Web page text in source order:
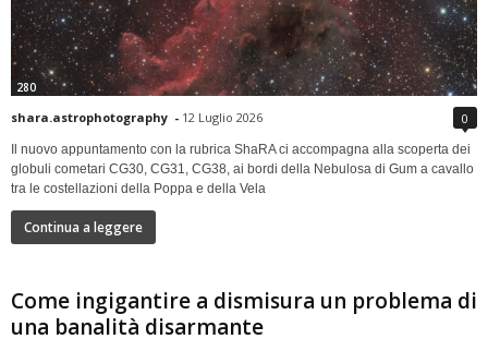
280
shara.astrophotography - 12 Luglio 2026 0
Il nuovo appuntamento con la rubrica ShaRA ci accompagna alla scoperta dei
globuli cometari CG30, CG31, CG38, ai bordi della Nebulosa di Gum a cavallo
tra le costellazioni della Poppa e della Vela
Continua a leggere
Come ingigantire a dismisura un problema di
una banalità disarmante